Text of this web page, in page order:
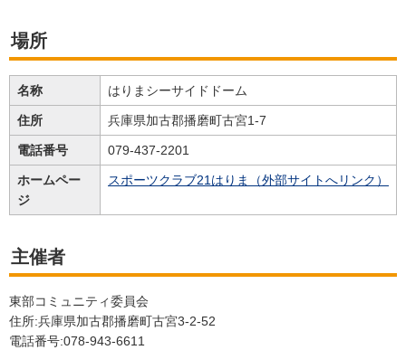
場所
名称 はりまシーサイドドーム
住所 兵庫県加古郡播磨町古宮1-7
電話番号 079-437-2201
ホームペー
ジ
スポーツクラブ21はりま（外部サイトへリンク）
主催者
東部コミュニティ委員会
住所:兵庫県加古郡播磨町古宮3-2-52
電話番号:078-943-6611